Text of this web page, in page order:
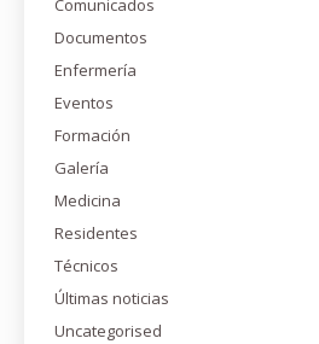
Comunicados
Documentos
Enfermería
Eventos
Formación
Galería
Medicina
Residentes
Técnicos
Últimas noticias
Uncategorised